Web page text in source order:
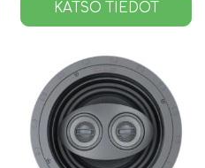
KATSO TIEDOT